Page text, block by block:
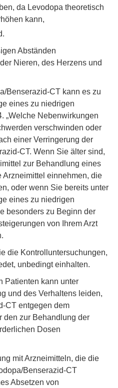
da Levodopa theoretisch
kann,
Abständen
Nieren, des Herzens und
Benserazid-CT kann es zu
eines zu niedrigen
„Welche Nebenwirkungen
verschwinden oder
einer Verringerung der
CT. Wenn Sie älter sind,
zur Behandlung eines
Arzneimittel einnehmen, die
oder wenn Sie bereits unter
eines zu niedrigen
besonders zu Beginn der
von Ihrem Arzt
die Kontrolluntersuchungen,
unbedingt einhalten.
Patienten kann unter
und des Verhaltens leiden,
CT entgegen dem
den zur Behandlung der
Dosen
mit Arzneimitteln, die die
Benserazid-CT
Absetzen von